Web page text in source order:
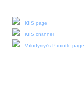
KIIS page
KIIS channel
Volodymyr's Paniotto page